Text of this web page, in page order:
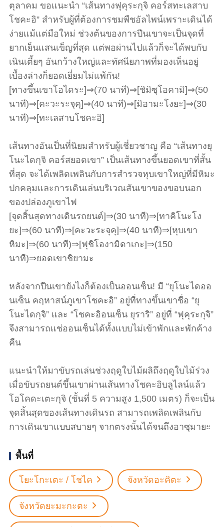
ตุลาคม ขอแนะนำ “เส้นทางฟุคุระกุจิ คอร์สทะเลสาบ
โชคะอิ” สำหรับผู้ที่ต้องการชมพืชอัลไพน์เพราะเดินได้
ง่ายแม้แต่มือใหม่ ช่วงต้นของการปีนเขาจะเป็นจุดที่
ยากเย็นแสนเข็ญที่สุด แต่พอผ่านไปแล้วก็จะได้พบกับ
เนินเตี้ยๆ อันกว้างใหญ่และทัศนียภาพที่มองเห็นอยู่
เบื้องล่างก็ยอดเยี่ยมไม่แพ้กัน!
[ทางขึ้นเขาโอไดระ]⇒(70 นาที)⇒[ชิมิซุโอคามิ]⇒(50
นาที)⇒[คะวะระจุคุ]⇒(40 นาที)⇒[มิฮามะโงยะ]⇒(30
นาที)⇒[ทะเลสาบโชคะอิ]
เส้นทางอันเป็นที่นิยมสำหรับผู้เชี่ยวชาญ คือ “เส้นทางยุ
โนะไดกุจิ คอร์สยอดเขา” เป็นเส้นทางขึ้นยอดเขาที่สั้น
ที่สุด จะได้เพลิดเพลินกับการสำรวจหุบเขาใหญ่ที่มีหิมะ
ปกคลุมและการเดินเล่นบริเวณสันเขาของขอบนอก
ของปล่องภูเขาไฟ
[จุดสิ้นสุดทางเดินรถยนต์]⇒(30 นาที)⇒[ทาคิโนะโง
ยะ]⇒(60 นาที)⇒[คะวะระจุคุ]⇒(40 นาที)⇒[หุบเขา
หิมะ]⇒(60 นาที)⇒[ฟุชิโองามิดาเกะ]⇒(150
นาที)⇒ยอดเขาชิยามะ
หลังจากปีนเขายังไงก็ต้องเป็นออนเซ็น! มี “ยุโนะไดออ
นเซ็น คฤหาสน์ภูเขาโชคะอิ” อยู่ที่ทางขึ้นเขาชื่อ “ยุ
โนะไดกุจิ” และ “โชคะอิอนเซ็น ยุราริ” อยู่ที่ “ฟุคุระกุจิ”
จึงสามารถแช่ออนเซ็นได้ทั้งแบบไม่เข้าพักและพักค้าง
คืน
แนะนำให้มาขับรถเล่นช่วงฤดูใบไม้ผลิถึงฤดูใบไม้ร่วง
เมื่อขับรถยนต์ขึ้นเขาผ่านเส้นทางโชคะอิบลูไลน์แล้ว
โฮโคดะเตะกุจิ (ชั้นที่ 5 ความสูง 1,500 เมตร) ก็จะเป็น
จุดสิ้นสุดของเส้นทางเดินรถ สามารถเพลิดเพลินกับ
การเดินเขาแบบสบายๆ จากตรงนั้นได้จนถึงอาซุมายะ
พื้นที่
โยะโกะเตะ / โชไค จังหวัดอะคิตะ
จังหวัดยะมะกะตะ